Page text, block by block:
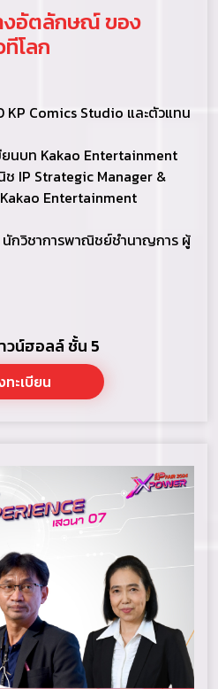
งอัตลักษณ์ ของ
โลก
Comics Studio และตัวแทน
นบท Kakao Entertainment
IP Strategic Manager &
Entertainment
วิชาการพาณิชย์ชํานาญการ ผู้
วน์ฮอลล์ ชั้น 5
ทะเบียน